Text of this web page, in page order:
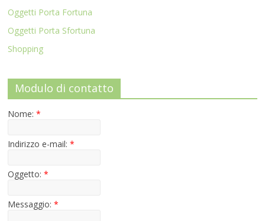
Oggetti Porta Fortuna
Oggetti Porta Sfortuna
Shopping
Modulo di contatto
Nome:*
Indirizzo e-mail:*
Oggetto:*
Messaggio:*